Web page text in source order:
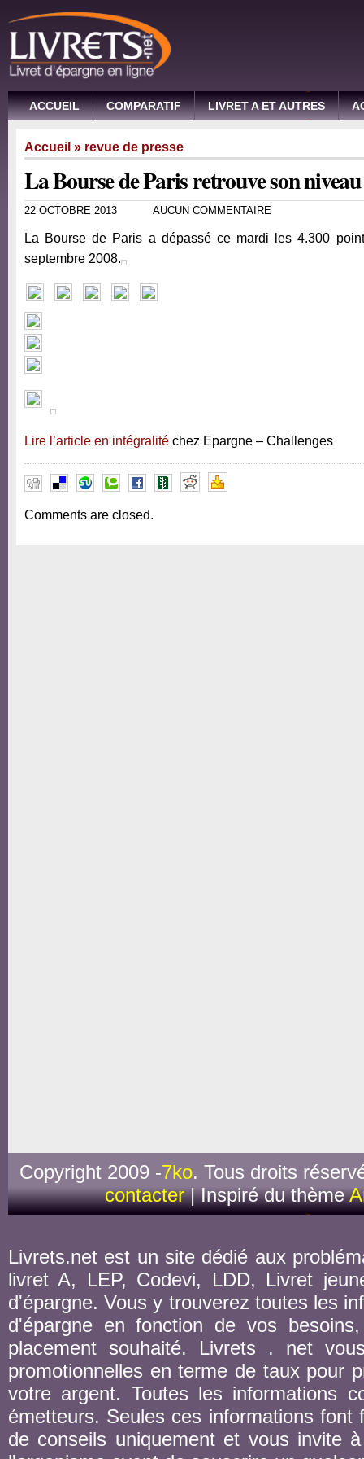
ACCUEIL COMPARATIF LIVRET A ET AUTRES
Accueil » revue de presse
La Bourse de Paris retrouve son
22 OCTOBRE 2013 AUCUN COMMENTAIRE
La Bourse de Paris a dépassé ce mardi les 4.300
septembre 2008.
Lire l’article en intégralité chez Epargne – Challenges
Comments are closed.
Copyright 2009 -7ko. Tous droits
contacter| Inspiré du thème
Livrets.net est un site dédié aux
livret A, LEP, Codevi, LDD, Livret
d'épargne. Vous y trouverez toutes les
d'épargne en fonction de vos
placement souhaité. Livrets . net
promotionnelles en terme de taux pour
votre argent. Toutes les informations
émetteurs. Seules ces informations
de conseils uniquement et vous invite